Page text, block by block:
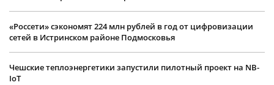
«Россети» сэкономят 224 млн рублей в год от цифровизации
сетей в Истринском районе Подмосковья
Чешские теплоэнергетики запустили пилотный проект на NB-
IoT